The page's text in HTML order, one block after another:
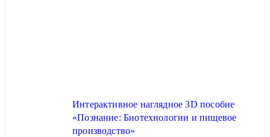
Интерактивное наглядное 3D пособие
«Познание: Биотехнологии и пищевое
производство»